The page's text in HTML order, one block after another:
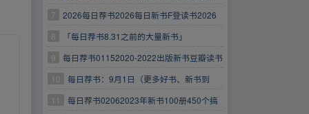
7
2026每日荐书2026每日新书F登读书2026
8
「每日荐书8.31之前的大量新书」
9
每日荐书01152020-2022出版新书豆瓣读书
TOP400合集
10
每日荐书：9月1日（更多好书、新书到
GZH下载）
11
每日荐书02062023年新书100册450个搞